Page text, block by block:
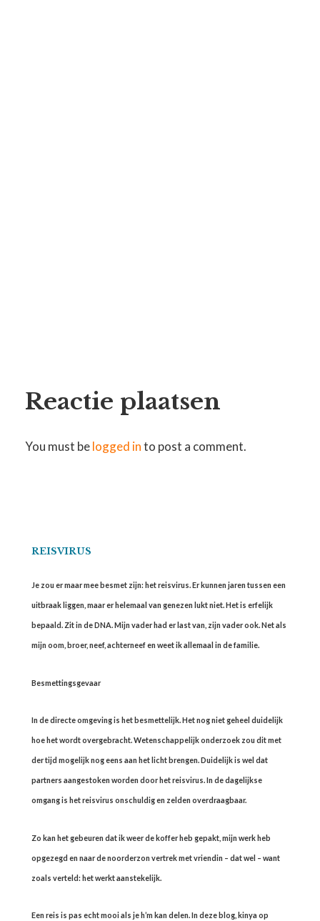
Reactie plaatsen
You must belogged into post a comment.
REISVIRUS
Je zou er maar mee besmet zijn: het reisvirus. Er kunnen jaren tussen een
uitbraak liggen, maar er helemaal van genezen lukt niet. Het is erfelijk
bepaald. Zit in de DNA. Mijn vader had er last van, zijn vader ook. Net als
mijn oom, broer, neef, achterneef en weet ik allemaal in de familie.
Besmettingsgevaar
In de directe omgeving is het besmettelijk. Het nog niet geheel duidelijk
hoe het wordt overgebracht. Wetenschappelijk onderzoek zou dit met
der tijd mogelijk nog eens aan het licht brengen. Duidelijk is wel dat
partners aangestoken worden door het reisvirus. In de dagelijkse
omgang is het reisvirus onschuldig en zelden overdraagbaar.
Zo kan het gebeuren dat ik weer de koffer heb gepakt, mijn werk heb
opgezegd en naar de noorderzon vertrek met vriendin – dat wel – want
zoals verteld: het werkt aanstekelijk.
Een reis is pas echt mooi als je h’m kan delen. In deze blog, kinya op